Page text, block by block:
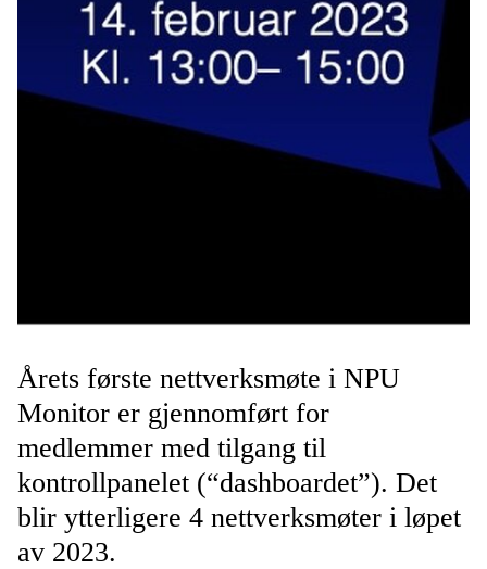
Årets første nettverksmøte i NPU
Monitor er gjennomført for
medlemmer med tilgang til
kontrollpanelet (“dashboardet”). Det
blir ytterligere 4 nettverksmøter i løpet
av 2023.